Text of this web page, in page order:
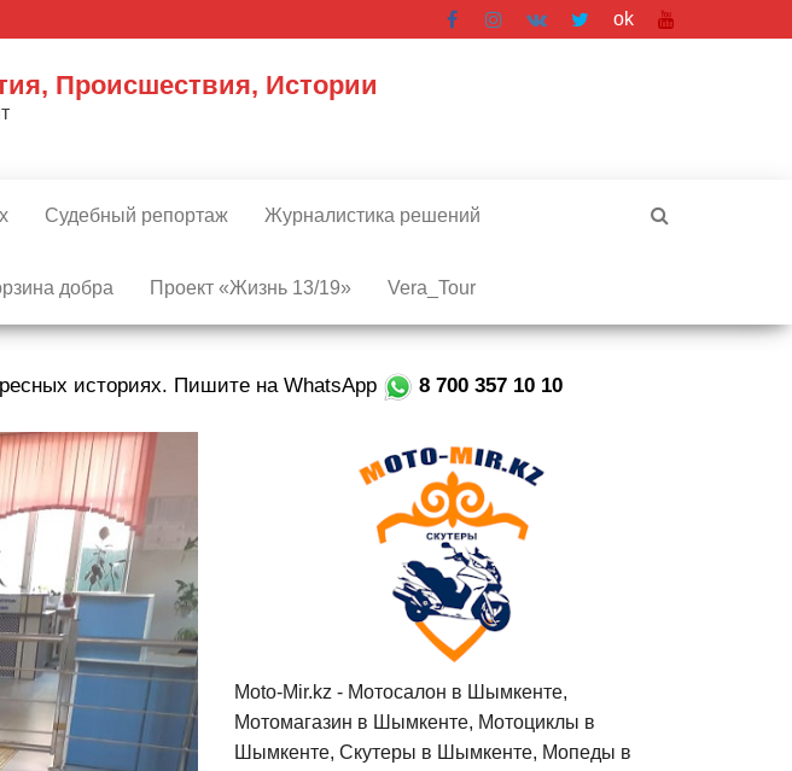
ok
Происшествия, Истории
Судебный репортаж Журналистика решений
добра Проект «Жизнь 13/19» Vera_Tour
историях. Пишите на WhatsApp 8 700 357 10 10
Moto-Mir.kz - Мотосалон в Шымкенте,
Мотомагазин в Шымкенте, Мотоциклы в
Шымкенте, Скутеры в Шымкенте, Мопеды в